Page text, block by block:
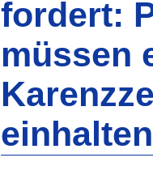
fordert:
müssen
einhalten